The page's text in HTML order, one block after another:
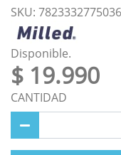
SKU:
Disponible.
$ 19.990
CANTIDAD